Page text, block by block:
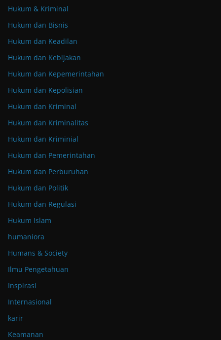
Hukum & Kriminal
Hukum dan Bisnis
Hukum dan Keadilan
Hukum dan Kebijakan
Hukum dan Kepemerintahan
Hukum dan Kepolisian
Hukum dan Kriminal
Hukum dan Kriminalitas
Hukum dan Kriminial
Hukum dan Pemerintahan
Hukum dan Perburuhan
Hukum dan Politik
Hukum dan Regulasi
Hukum Islam
humaniora
Humans & Society
Ilmu Pengetahuan
Inspirasi
Internasional
karir
Keamanan